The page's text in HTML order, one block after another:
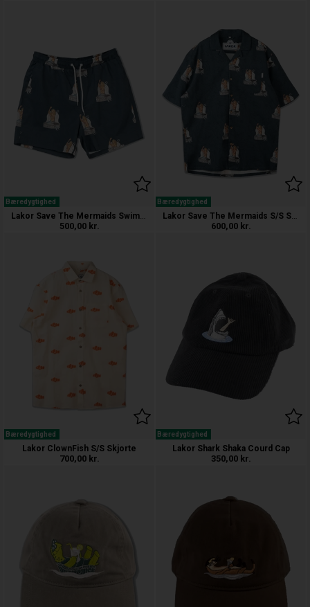
Bæredygtighed
Lakor Save The Mermaids Swim Shorts
500,00 kr.
Bæredygtighed
Lakor Save The Mermaids S/S Skjorte
600,00 kr.
Bæredygtighed
Lakor ClownFish S/S Skjorte
700,00 kr.
Bæredygtighed
Lakor Shark Shaka Courd Cap
350,00 kr.